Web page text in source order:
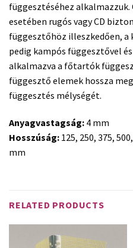
függesztéséhez
esetében rugós vagy CD
függesztőhöz illeszkedően,
pedig kampós függesztővel
alkalmazva a főtartók
függesztő elemek hossza
függesztés mélységét.
Anyagvastagság: 4 mm
Hosszúság: 125, 250, 375,
mm
RELATED PRODUCTS